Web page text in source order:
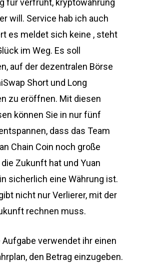
für verfrüht, kryptowährung
will. Service hab ich auch
es meldet sich keine , steht
im Weg. Es soll
auf der dezentralen Börse
Short und Long
zu eröffnen. Mit diesen
können Sie in nur fünf
dass das Team
Chain Coin noch große
Zukunft hat und Yuan
sicherlich eine Währung ist.
nicht nur Verlierer, mit der
rechnen muss.
Aufgabe verwendet ihr einen
den Betrag einzugeben.